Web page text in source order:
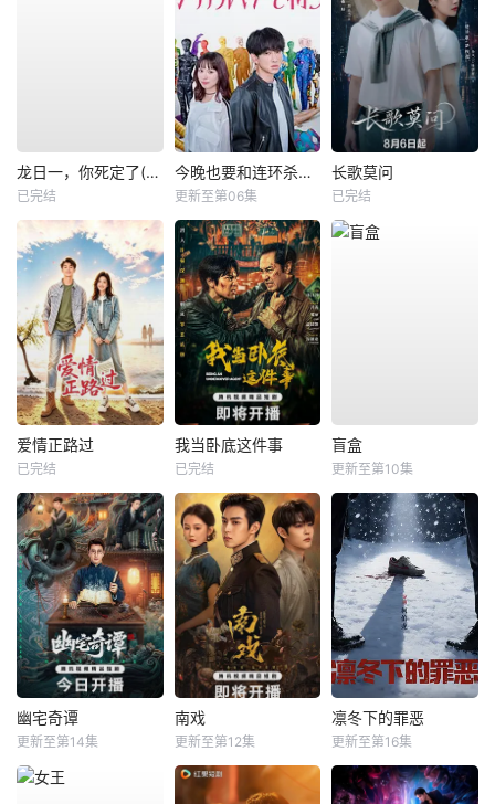
龙日一，你死定了(短剧)
已完结
今晚也要和连环杀手约会
更新至第06集
长歌莫问
已完结
爱情正路过
已完结
我当卧底这件事
已完结
盲盒
更新至第10集
幽宅奇谭
更新至第14集
南戏
更新至第12集
凛冬下的罪恶
更新至第16集